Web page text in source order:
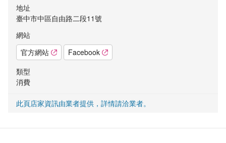
地址
臺中市中區自由路二段11號
網站
官方網站
Facebook
類型
消費
此頁店家資訊由業者提供，詳情請洽業者。